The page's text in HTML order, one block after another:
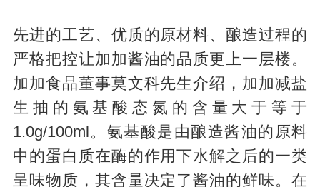
先进的工艺、优质的原材料、酿造过程的
严格把控让加加酱油的品质更上一层楼。
加加食品董事莫文科先生介绍，加加减盐
生抽的氨基酸态氮的含量大于等于
1.0g/100ml。氨基酸是由酿造酱油的原料
中的蛋白质在酶的作用下水解之后的一类
呈味物质，其含量决定了酱油的鲜味。在